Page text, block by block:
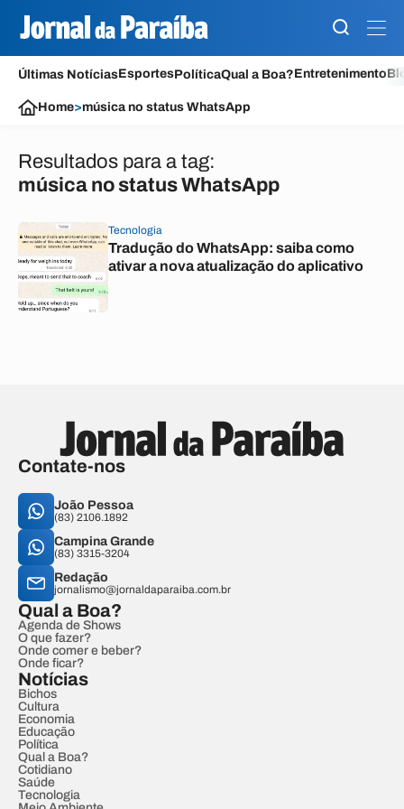
Últimas NotíciasEsportesPolíticaQual a Boa?Entretenimento
Home>música no status WhatsApp
Resultados para a tag:
música no status WhatsApp
Tecnologia
Tradução do WhatsApp: saiba como
ativar a nova atualização do aplicativo
Contate-nos
João Pessoa
(83) 2106.1892
Campina Grande
(83) 3315-3204
Redação
jornalismo@jornaldaparaiba.com.br
Qual a Boa?
Agenda de Shows
O que fazer?
Onde comer e beber?
Onde ficar?
Notícias
Bichos
Cultura
Economia
Educação
Política
Qual a Boa?
Cotidiano
Saúde
Tecnologia